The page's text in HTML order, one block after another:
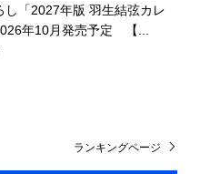
し「2027年版 羽生結弦カレ
年10月発売予定 【...
ランキングページ